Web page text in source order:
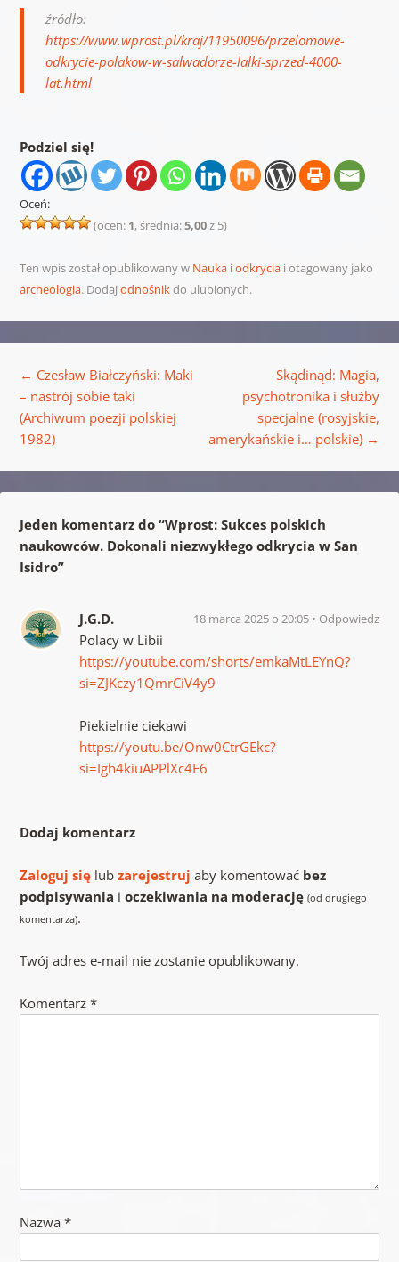
źródło:
https://www.wprost.pl/kraj/11950096/przelomowe-
odkrycie-polakow-w-salwadorze-lalki-sprzed-4000-
lat.html
Podziel się!
Oceń:
(ocen: 1, średnia:5,00z 5)
Ten wpis został opublikowany w Nauka i odkryciai otagowany jako
archeologia. Dodaj odnośnikdo ulubionych.
← Czesław Białczyński: Maki
– nastrój sobie taki
(Archiwum poezji polskiej
1982)
Skądinąd: Magia,
psychotronika i służby
specjalne (rosyjskie,
amerykańskie i… polskie) →
Jeden komentarz do “Wprost: Sukces polskich
naukowców. Dokonali niezwykłego odkrycia w San
Isidro”
J.G.D. 18 marca 2025 o 20:05 Odpowiedz
Polacy w Libii
https://youtube.com/shorts/emkaMtLEYnQ?
si=ZJKczy1QmrCiV4y9
Piekielnie ciekawi
https://youtu.be/Onw0CtrGEkc?
si=Igh4kiuAPPlXc4E6
Dodaj komentarz
Zaloguj sięlub zarejestruj aby komentować bez
podpisywania i oczekiwania na moderację (od drugiego
komentarza).
Twój adres e-mail nie zostanie opublikowany.
Komentarz *
Nazwa *